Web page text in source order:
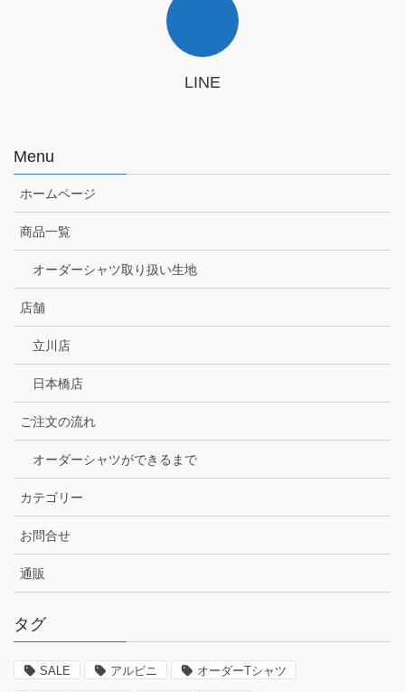
LINE
Menu
ホームページ
商品一覧
オーダーシャツ取り扱い生地
店舗
立川店
日本橋店
ご注文の流れ
オーダーシャツができるまで
カテゴリー
お問合せ
通販
タグ
SALE アルビニ オーダーTシャツ